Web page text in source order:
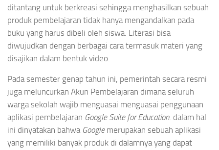
ditantang untuk berkreasi sehingga menghasilkan sebuah
produk pembelajaran tidak hanya mengandalkan pada
buku yang harus dibeli oleh siswa. Literasi bisa
diwujudkan dengan berbagai cara termasuk materi yang
disajikan dalam bentuk video.
Pada semester genap tahun ini, pemerintah secara resmi
juga meluncurkan Akun Pembelajaran dimana seluruh
warga sekolah wajib menguasai menguasai penggunaan
aplikasi pembelajaran Google Suite for Education. dalam hal
ini dinyatakan bahwa Googlemerupakan sebuah aplikasi
yang memiliki banyak produk di dalamnya yang dapat